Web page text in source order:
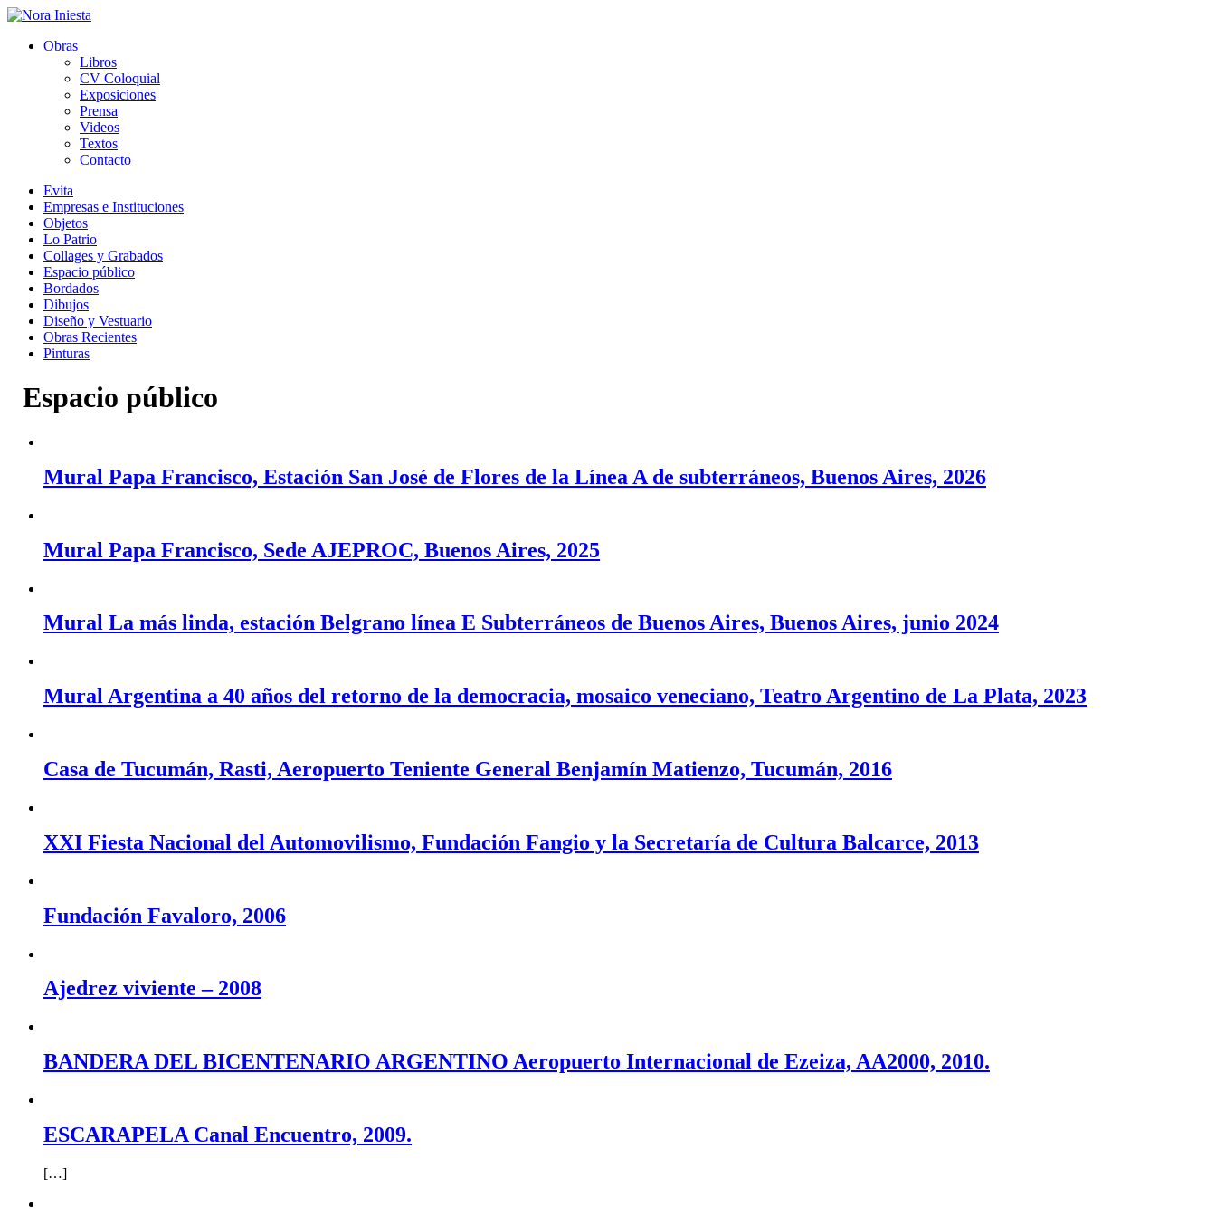
Obras
Libros
CV Coloquial
Exposiciones
Prensa
Videos
Textos
Contacto
Evita
Empresas e Instituciones
Objetos
Lo Patrio
Collages y Grabados
Espacio público
Bordados
Dibujos
Diseño y Vestuario
Obras Recientes
Pinturas
Espacio público
Mural Papa Francisco, Estación San José de Flores de la Línea A de subterráneos, Buenos Aires, 2026
Mural Papa Francisco, Sede AJEPROC, Buenos Aires, 2025
Mural La más linda, estación Belgrano línea E Subterráneos de Buenos Aires, Buenos Aires, junio 2024
Mural Argentina a 40 años del retorno de la democracia, mosaico veneciano, Teatro Argentino de La Plata, 2023
Casa de Tucumán, Rasti, Aeropuerto Teniente General Benjamín Matienzo, Tucumán, 2016
XXI Fiesta Nacional del Automovilismo, Fundación Fangio y la Secretaría de Cultura Balcarce, 2013
Fundación Favaloro, 2006
Ajedrez viviente – 2008
BANDERA DEL BICENTENARIO ARGENTINO Aeropuerto Internacional de Ezeiza, AA2000, 2010.
ESCARAPELA Canal Encuentro, 2009.
[…]